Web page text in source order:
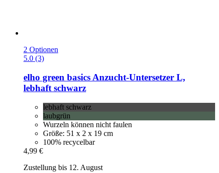
2 Optionen
5.0 (3)
elho green basics Anzucht-​Untersetzer L,
lebhaft schwarz
lebhaft schwarz
laubgrün
Wurzeln können nicht faulen
Größe: 51 x 2 x 19 cm
100% recycelbar
4,99 €
Zustellung bis 12. August